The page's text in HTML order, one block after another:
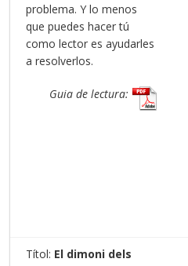
problema. Y lo menos
que puedes hacer tú
como lector es ayudarles
a resolverlos.
Guia de lectura:
Títol: El dimoni dels